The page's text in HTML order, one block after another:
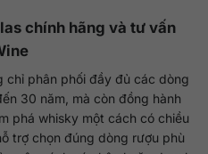
chính hãng và tư vấn
chỉ phân phối đầy đủ các dòng
30 năm, mà còn đồng hành
phá whisky một cách có chiều
trợ chọn đúng dòng rượu phù